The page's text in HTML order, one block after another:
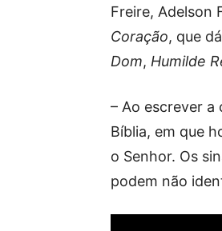
Freire, Adelson
Coração, que
Dom, Humilde
– Ao escrever a
Bíblia, em que
o Senhor. Os
podem não